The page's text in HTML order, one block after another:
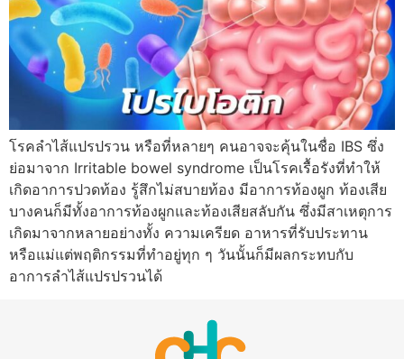
โรคลำไส้แปรปรวน หรือที่หลายๆ คนอาจจะคุ้นในชื่อ IBS ซึ่ง
ย่อมาจาก Irritable bowel syndrome เป็นโรคเรื้อรังที่ทำให้
เกิดอาการปวดท้อง รู้สึกไม่สบายท้อง มีอาการท้องผูก ท้องเสีย
บางคนก็มีทั้งอาการท้องผูกและท้องเสียสลับกัน ซึ่งมีสาเหตุการ
เกิดมาจากหลายอย่างทั้ง ความเครียด อาหารที่รับประทาน
หรือแม่แต่พฤติกรรมที่ทำอยู่ทุก ๆ วันนั้นก็มีผลกระทบกับ
อาการลำไส้แปรปรวนได้